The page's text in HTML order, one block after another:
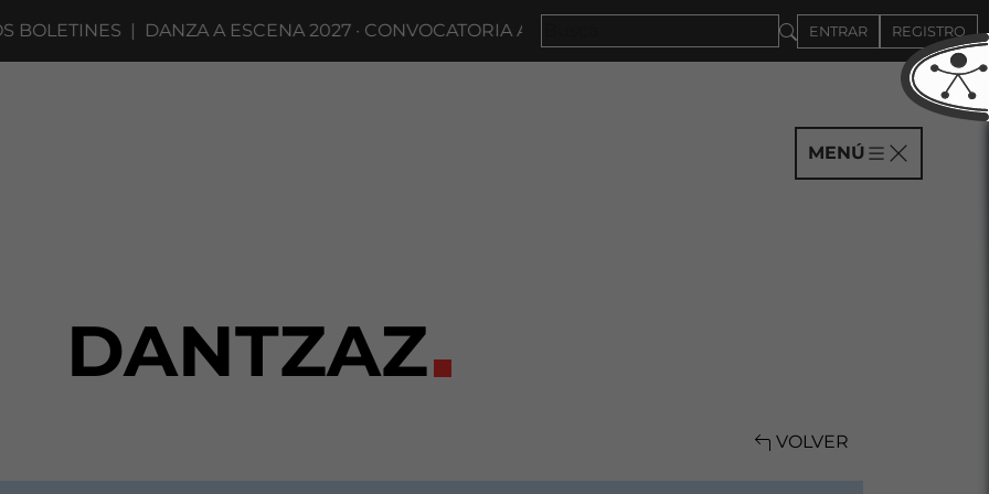
|DANZA A ESCENA 2027 · CONVOCATORIA A COMPAÑÍAS HASTA EL 4DE SEPTIEMBRE
ENTRAR REGISTRO
MENÚ
DANTZAZ
VOLVER